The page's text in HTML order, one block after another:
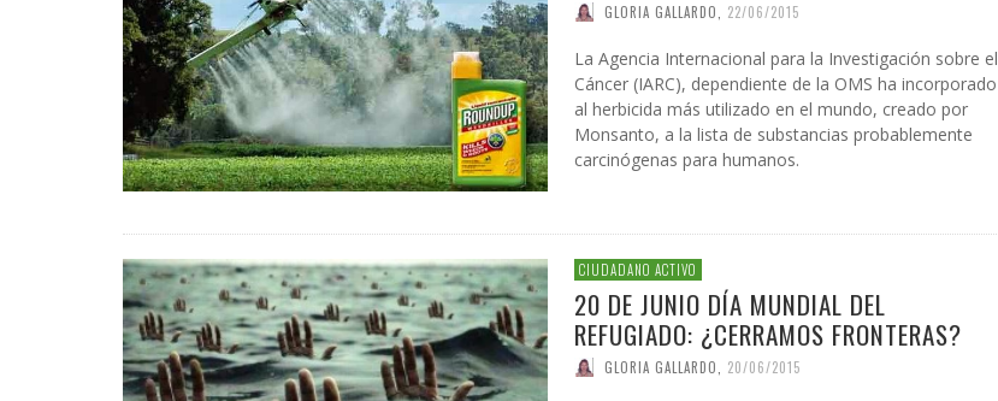
GLORIA GALLARDO 22/06/2015
La Agencia Internacional para la Investigación sobre el
Cáncer (IARC), dependiente de la OMS ha incorporado
al herbicida más utilizado en el mundo, creado por
Monsanto, a la lista de substancias probablemente
carcinógenas para humanos.
CIUDADANO ACTIVO
20 DE JUNIO DÍA MUNDIAL DEL
REFUGIADO: ¿CERRAMOS FRONTERAS?
GLORIA GALLARDO, 20/06/2015